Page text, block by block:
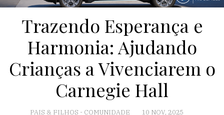
Trazendo Esperança e
Harmonia: Ajudando
Crianças a Vivenciarem o
Carnegie Hall
PAIS & FILHOS - COMUNIDADE 10 NOV, 2025